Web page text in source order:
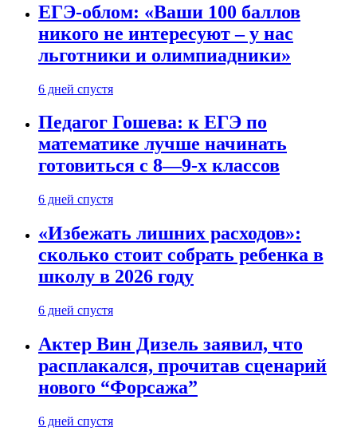
ЕГЭ-облом: «Ваши 100 баллов
никого не интересуют – у нас
льготники и олимпиадники»
6 дней спустя
Педагог Гошева: к ЕГЭ по
математике лучше начинать
готовиться с 8—9-х классов
6 дней спустя
«Избежать лишних расходов»:
сколько стоит собрать ребенка в
школу в 2026 году
6 дней спустя
Актер Вин Дизель заявил, что
расплакался, прочитав сценарий
нового “Форсажа”
6 дней спустя